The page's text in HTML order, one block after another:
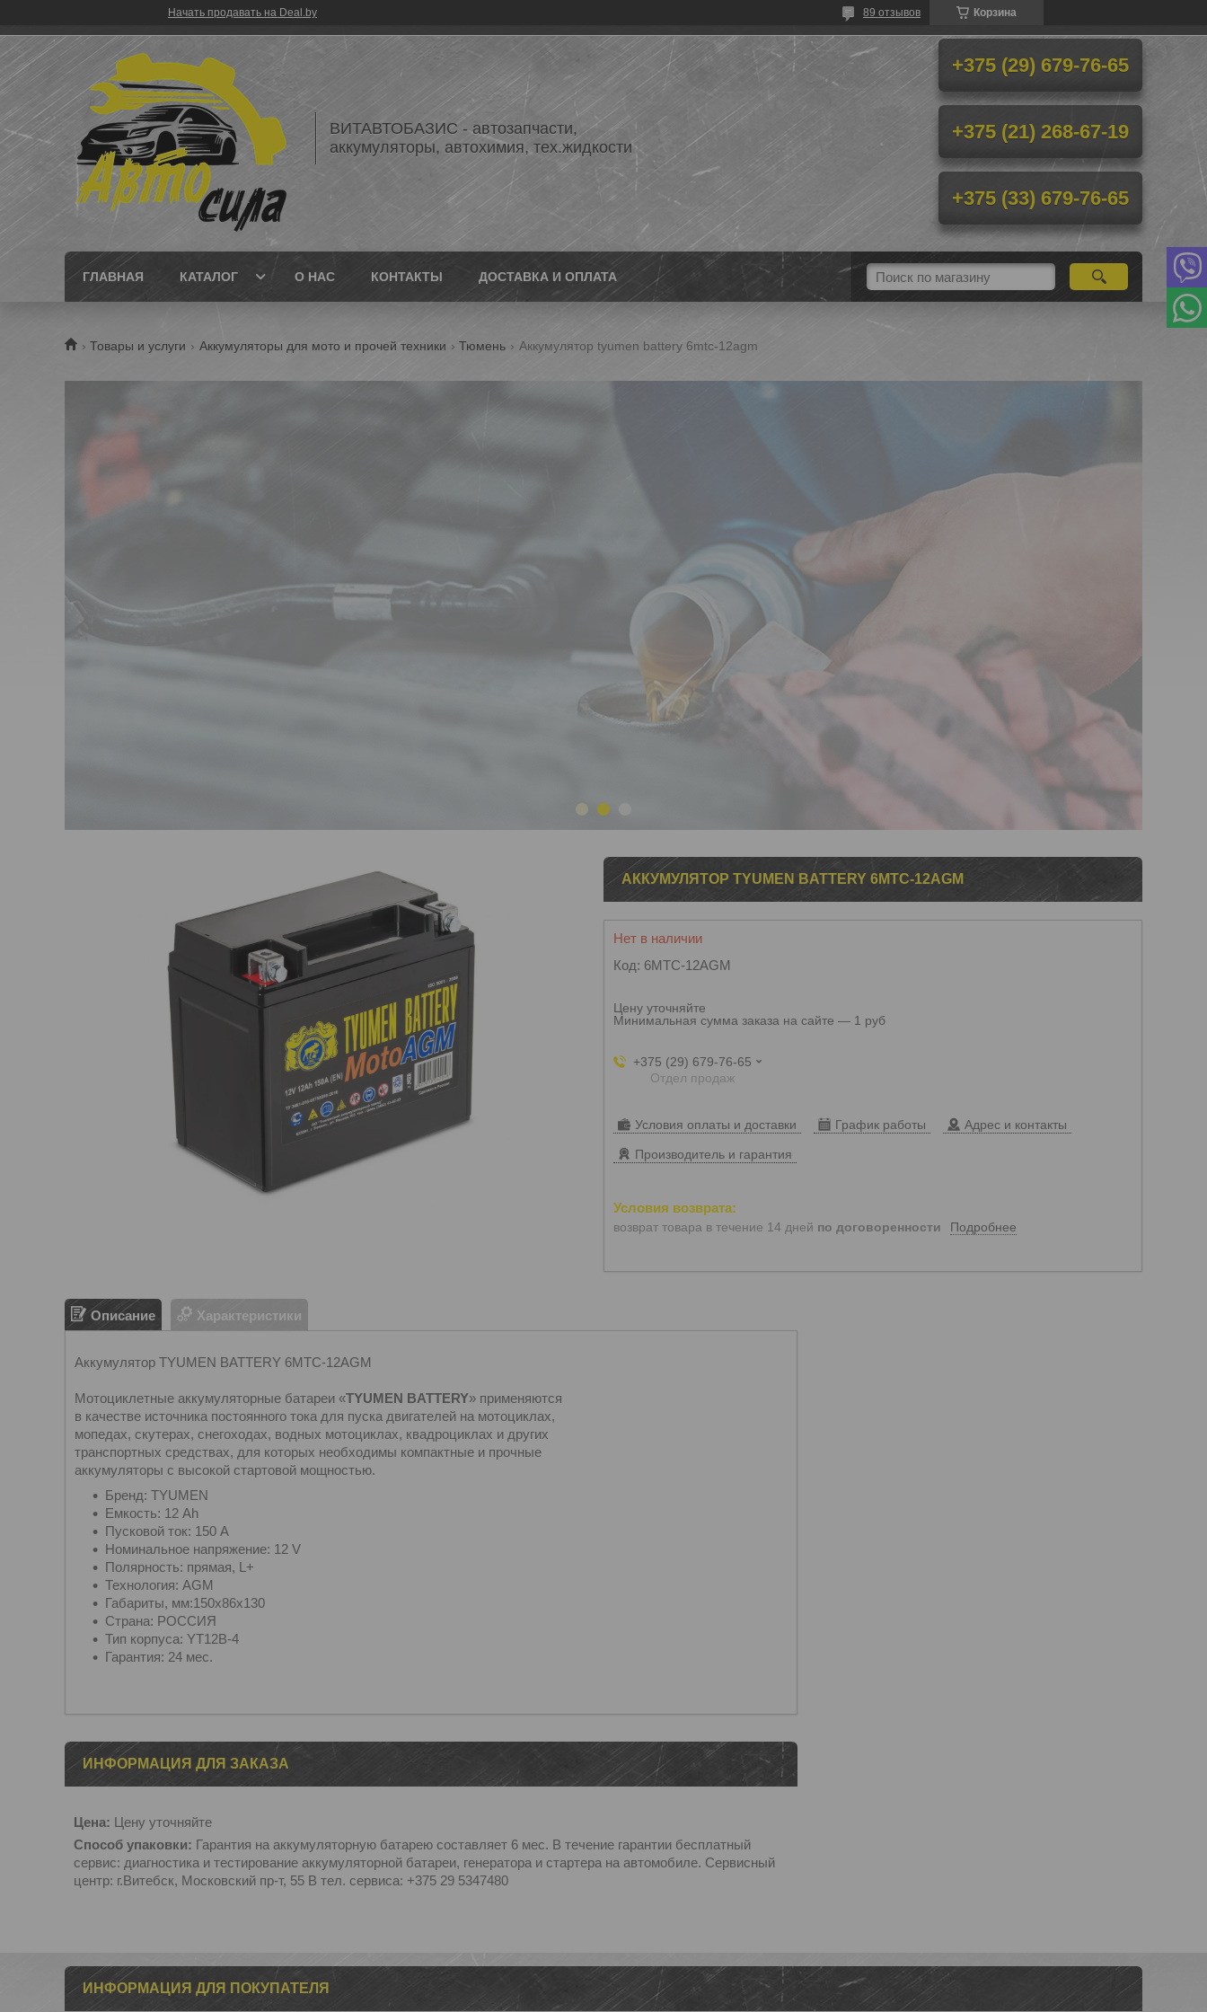
Начать продавать на Deal.by Корзина
89 отзывов
ВИТАВТОБАЗИС - автозапчасти,
аккумуляторы, автохимия, тех.жидкости
+375 (29) 679-76-65
+375 (21) 268-67-19
+375 (33) 679-76-65
ГЛАВНАЯ КАТАЛОГ О НАС КОНТАКТЫ ДОСТАВКА И ОПЛАТА
Товары и услуги Аккумуляторы для мото и прочей техники Тюмень Аккумулятор tyumen battery 6mtc-12agm
АККУМУЛЯТОР TYUMEN BATTERY 6MTC-12AGM
Нет в наличии
Код: 6MTC-12AGM
Цену уточняйте
Минимальная сумма заказа на сайте — 1 руб
+375 (29) 679-76-65
Отдел продаж
Условия оплаты и доставки График работы Адрес и контакты
Производитель и гарантия
возврат товара в течение 14 дней по договоренности Подробнее
Описание Характеристики
Аккумулятор TYUMEN BATTERY 6MTC-12AGM
Мотоциклетные аккумуляторные батареи «TYUMEN BATTERY» применяются
в качестве источника постоянного тока для пуска двигателей на мотоциклах,
мопедах, скутерах, снегоходах, водных мотоциклах, квадроциклах и других
транспортных средствах, для которых необходимы компактные и прочные
аккумуляторы с высокой стартовой мощностью.
Бренд: TYUMEN
Емкость: 12 Ah
Пусковой ток: 150 A
Номинальное напряжение: 12 V
Полярность: прямая, L+
Технология: AGM
Габариты, мм:150x86x130
Cтрана: РОССИЯ
Тип корпуса: YT12B-4
Гарантия: 24 мес.
ИНФОРМАЦИЯ ДЛЯ ЗАКАЗА
Цена: Цену уточняйте
Способ упаковки: Гарантия на аккумуляторную батарею составляет 6 мес. В течение гарантии бесплатный
сервис: диагностика и тестирование аккумуляторной батареи, генератора и стартера на автомобиле. Сервисный
центр: г.Витебск, Московский пр-т, 55 B тел. сервиса: +375 29 5347480
ИНФОРМАЦИЯ ДЛЯ ПОКУПАТЕЛЯ